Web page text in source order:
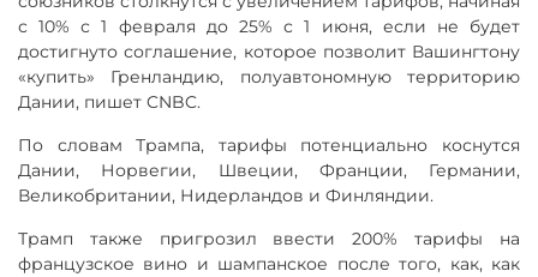
с 10% с 1 февраля до 25% с 1 июня, если не будет
достигнуто соглашение, которое позволит Вашингтону
«купить» Гренландию, полуавтономную территорию
Дании, пишет CNBC.
По словам Трампа, тарифы потенциально коснутся
Дании, Норвегии, Швеции, Франции, Германии,
Великобритании, Нидерландов и Финляндии.
Трамп также пригрозил ввести 200% тарифы на
французское вино и шампанское после того, как, как